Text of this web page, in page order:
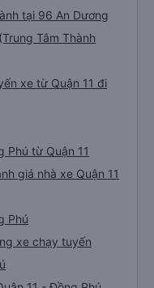
tại 96 An Dương
Tâm Thành
xe từ Quận 11 đi
Phú từ Quận 11
giá nhà xe Quận 11
Phú
xe chạy tuyến